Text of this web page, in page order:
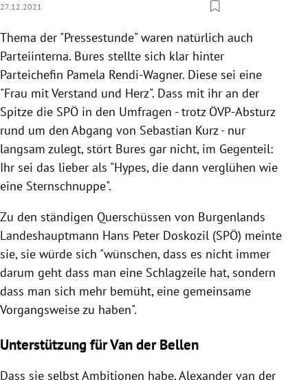
27.12.2021
Thema der "Pressestunde" waren natürlich auch
Parteiinterna. Bures stellte sich klar hinter
Parteichefin Pamela Rendi-Wagner. Diese sei eine
"Frau mit Verstand und Herz". Dass mit ihr an der
Spitze die SPÖ in den Umfragen - trotz ÖVP-Absturz
rund um den Abgang von Sebastian Kurz - nur
langsam zulegt, stört Bures gar nicht, im Gegenteil:
Ihr sei das lieber als "Hypes, die dann verglühen wie
eine Sternschnuppe".
Zu den ständigen Querschüssen von Burgenlands
Landeshauptmann Hans Peter Doskozil (SPÖ) meinte
sie, sie würde sich "wünschen, dass es nicht immer
darum geht dass man eine Schlagzeile hat, sondern
dass man sich mehr bemüht, eine gemeinsame
Vorgangsweise zu haben".
Unterstützung für Van der Bellen
Dass sie selbst Ambitionen habe, Alexander van der